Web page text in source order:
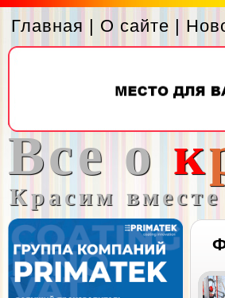
Главная | О сайте |
Все о к
Красим вместе